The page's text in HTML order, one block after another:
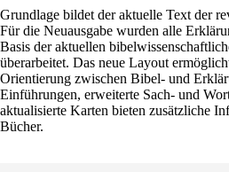
Grundlage bildet der aktuelle Text der
Für die Neuausgabe wurden alle
Basis der aktuellen
überarbeitet. Das neue Layout
Orientierung zwischen Bibel- und
Einführungen, erweiterte Sach- und
aktualisierte Karten bieten zusätzliche
Bücher.